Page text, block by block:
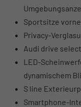
Sportsitze
Privacy-
Audi drive select
LED-
dynamischem
S line
Smartphone-